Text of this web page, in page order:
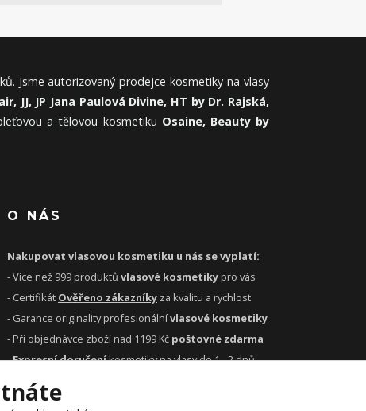
Jsme autorizovaný prodejce kosmetiky na vlasy
JJ, JP Jana Paulová Divine, HT by Dr. Rajská,
a tělovou kosmetiku Osaine, Beauty by
O NÁS
Nakupovat vlasovou kosmetiku u nás se vyplatí:
- Více než 999 produktů vlasové kosmetiky pro vás
- Certifikát Ověřeno zákazníky za kvalitu a rychlost
- Garance originality profesionálnívlasové kosmetiky
- Při objednávce zboží nad 1199 Kč poštovné zdarma
-Expresní doručeníkosmetiky na vlasy do 1 - 2 dnů
Profesionální